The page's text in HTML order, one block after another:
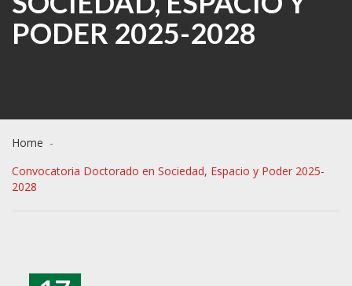
PODER 2025-2028
Home
Convocatoria Doctorado en Sociedad, Espacio y Poder 2025-
2028